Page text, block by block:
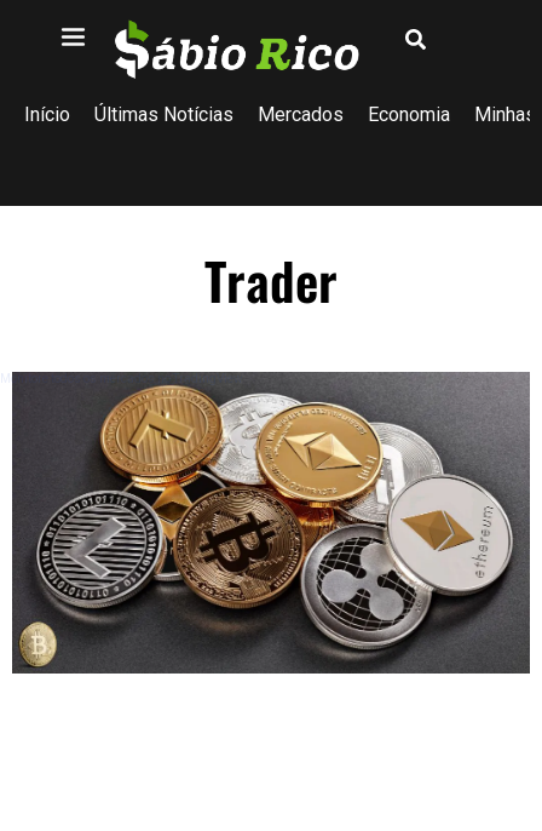
Início Últimas Notícias Mercados Economia Minhas
Monitore todos os mercados no TradingView
Trader